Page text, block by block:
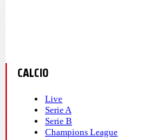
CALCIO
Live
Serie A
Serie B
Champions League